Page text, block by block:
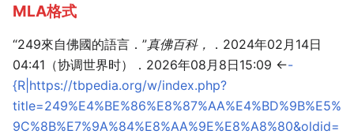
MLA格式
“249來自佛國的語言．”真佛百科，
．2024年02月14日
04:41（协调世界时）．2026年08月8日15:09 <-
{R|https://tbpedia.org/w/index.php?
title=249%E4%BE%86%E8%87%AA%E4%BD%9B%E5%
9C%8B%E7%9A%84%E8%AA%9E%E8%A8%80&oldid=